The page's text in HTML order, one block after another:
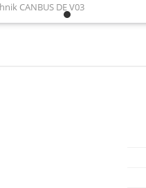
CANBUS DE V03